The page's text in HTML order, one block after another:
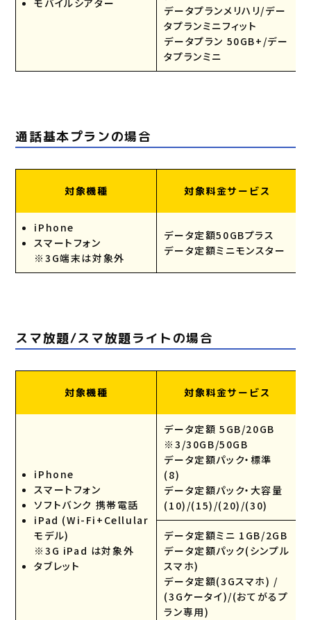
モバイルシアター
データプランメリハリ/デー
タプランミニフィット
データプラン 50GB+/デー
タプランミニ
通話基本プランの場合
対象機種 対象料金サービス
iPhone
スマートフォン
※3G端末は対象外
データ定額50GBプラス
データ定額ミニモンスター
スマ放題/スマ放題ライトの場合
対象機種 対象料金サービス
iPhone
スマートフォン
ソフトバンク 携帯電話
iPad (Wi-Fi+Cellular
モデル)
※3G iPad は対象外
タブレット
データ定額 5GB/20GB
※3/30GB/50GB
データ定額パック・標準
(8)
データ定額パック・大容量
(10)/(15)/(20)/(30)
データ定額ミニ 1GB/2GB
データ定額パック(シンプル
スマホ)
データ定額(3Gスマホ) /
(3Gケータイ)/(おてがるプ
ラン専用)